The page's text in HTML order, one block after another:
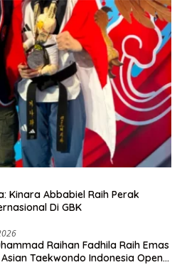
Kinara Abbabiel Raih Perak
Di GBK
Raihan Fadhila Raih Emas
Taekwondo Indonesia Open